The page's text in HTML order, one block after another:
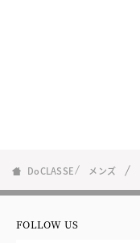
DoCLASSE メンズ
FOLLOW US